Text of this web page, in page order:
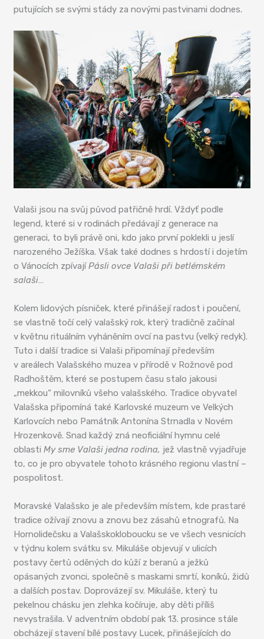
putujících se svými stády za novými pastvinami dodnes.
Valaši jsou na svůj původ patřičně hrdí. Vždyť podle
legend, které si v rodinách předávají z generace na
generaci, to byli právě oni, kdo jako první poklekli u jeslí
narozeného Ježíška. Však také dodnes s hrdostí i dojetím
o Vánocích zpívajíPásli ovce Valaši při betlémském
salaši…
Kolem lidových písniček, které přinášejí radost i poučení,
se vlastně točí celý valašský rok, který tradičně začínal
v květnu rituálním vyháněním ovcí na pastvu (velký redyk).
Tuto i další tradice si Valaši připomínají především
v areálech Valašského muzea v přírodě v Rožnově pod
Radhoštěm, které se postupem času stalo jakousi
„mekkou“ milovníků všeho valašského. Tradice obyvatel
Valašska připomíná také Karlovské muzeum ve Velkých
Karlovcích nebo Památník Antonína Strnadla v Novém
Hrozenkově. Snad každý zná neoficiální hymnu celé
oblastiMy sme Valaši jedna rodina, jež vlastně vyjadřuje
to, co je pro obyvatele tohoto krásného regionu vlastní –
pospolitost.
Moravské Valašsko je ale především místem, kde prastaré
tradice ožívají znovu a znovu bez zásahů etnografů. Na
Hornolidečsku a Valašskokloboucku se ve všech vesnicích
v týdnu kolem svátku sv. Mikuláše objevují v ulicích
postavy čertů oděných do kůží z beranů a ježků
opásaných zvonci, společně s maskami smrtí, koníků, židů
a dalších postav. Doprovázejí sv. Mikuláše, který tu
pekelnou chásku jen zlehka kočíruje, aby děti příliš
nevystrašila. V adventním období pak 13. prosince stále
obcházejí stavení bílé postavy Lucek, přinášejících do